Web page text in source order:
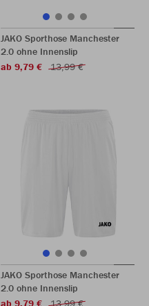
JAKO Sporthose Manchester
2.0 ohne Innenslip
ab 9,79 €
13,99 €
JAKO Sporthose Manchester
2.0 ohne Innenslip
ab 9,79 €
13,99 €